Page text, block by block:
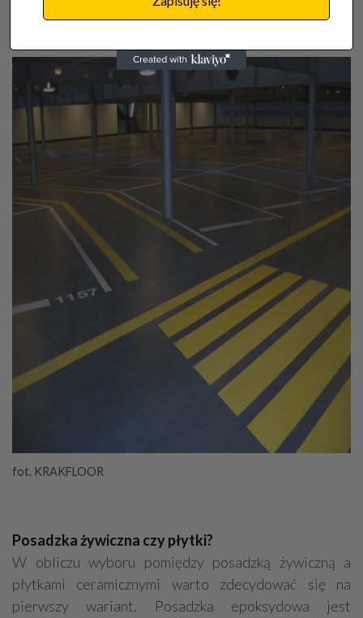
fot. KRAKFLOOR
Posadzka żywiczna czy płytki?
W obliczu wyboru pomiędzy posadzką żywiczną a
płytkami ceramicznymi warto zdecydować się na
pierwszy wariant. Posadzka epoksydowa jest